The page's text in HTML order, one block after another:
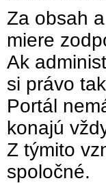
Za obsah
miere
Ak
si právo
Portál
konajú
Z týmito
spoločné.